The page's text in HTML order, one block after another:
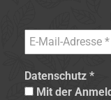
Datenschutz *
Mit der